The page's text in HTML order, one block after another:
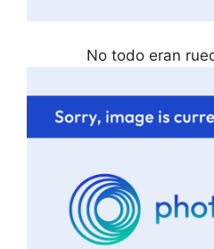
No todo eran